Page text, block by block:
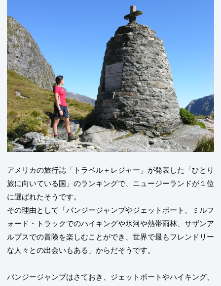
アメリカの旅行誌「トラベル＋レジャー」が発表した「ひとり
旅に向いている国」のランキングで、ニュージーランドが１位
に選ばれたそうです。
その理由として「バンジージャンプやジェットボート、ミルフ
ォード・トラックでのハイキングや氷河や熱帯雨林、サザンア
ルプスでの冒険を楽しむことができ、世界で最もフレンドリー
な人々との出会いもある」からだそうです。
バンジージャンプはさておき、ジェットボートやハイキング、